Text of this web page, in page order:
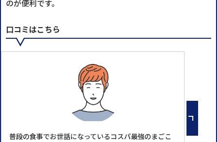
のが便利です。
口コミはこちら
普段の食事でお世話になっているコスパ最強のまごこ